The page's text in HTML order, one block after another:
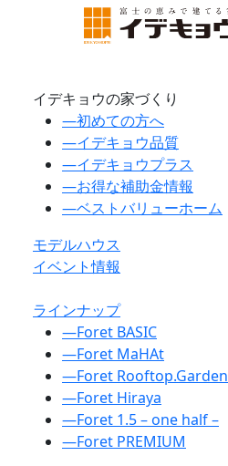
イデキョウの家づくり
―初めての方へ
―イデキョウ品質
―イデキョウプラス
―お得な補助金情報
―ベストバリューホーム
モデルハウス
イベント情報
ラインナップ
―Foret BASIC
―Foret MaHAt
―Foret Rooftop.Garden
―Foret Hiraya
―Foret 1.5 – one half –
―Foret PREMIUM